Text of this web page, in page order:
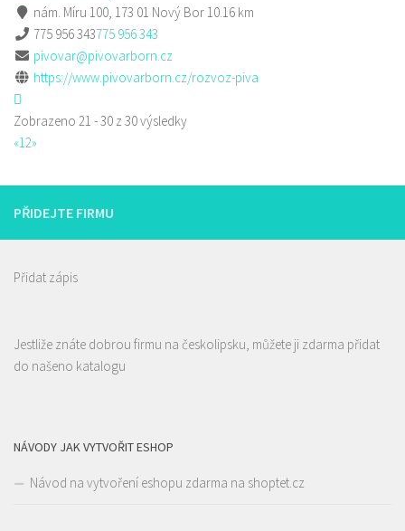
nám. Míru 100, 173 01 Nový Bor 10.16 km
775 956 343775 956 343
pivovar@pivovarborn.cz
https://www.pivovarborn.cz/rozvoz-piva
Zobrazeno 21 - 30 z 30 výsledky
«12»
PŘIDEJTE FIRMU
Přidat zápis
Jestliže znáte dobrou firmu na českolipsku, můžete ji zdarma přidat
do našeno katalogu
NÁVODY JAK VYTVOŘIT ESHOP
Návod na vytvoření eshopu zdarma na shoptet.cz